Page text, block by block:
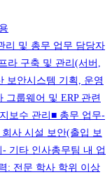
및 총무 업무 담당자
라 구축 및 관리(서버,
보안시스템 기획, 운영
룹웨어 및 ERP 관련
보수 관리■ 총무 업무-
사 시설 보안(출입 보
기타 인사총무팀 내 업
: 전문 학사 학위 이상